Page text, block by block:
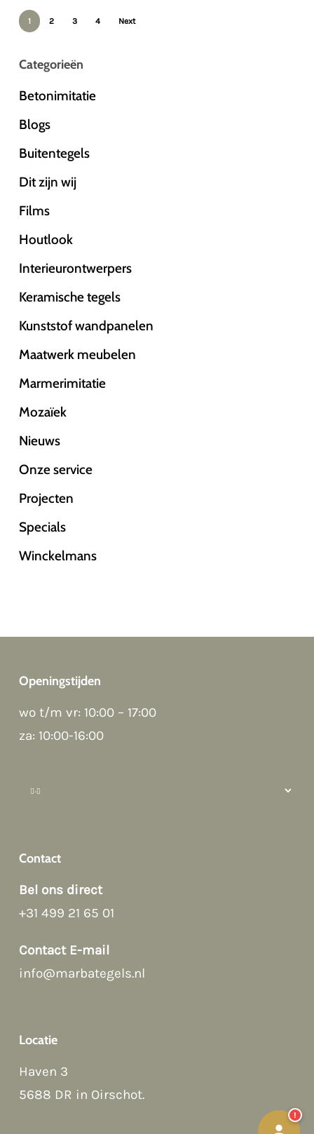
1 2 3 4 Next
Categorieën
Betonimitatie
Blogs
Buitentegels
Dit zijn wij
Films
Houtlook
Interieurontwerpers
Keramische tegels
Kunststof wandpanelen
Maatwerk meubelen
Marmerimitatie
Mozaïek
Nieuws
Onze service
Projecten
Specials
Winckelmans
Openingstijden
wo t/m vr: 10:00 – 17:00
za: 10:00-16:00
Contact
Bel ons direct
+31 499 21 65 01
Contact E-mail
info@marbategels.nl
Locatie
Haven 3
5688 DR in Oirschot.
Good morning 👋
Hoi! Kunnen we ergens bij helpen?
Contact Form
!